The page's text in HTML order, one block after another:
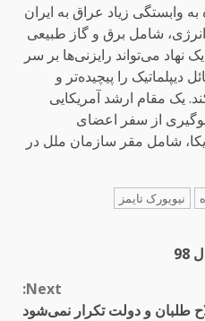
به وابستگی زیاد عراق به ایران
شامل برق و گاز طبیعی
می‌تواند رایزنی‌ها بر سر
را پیچیده‌تر و
یک مقام ارشد آمریکایی
از سفر اعضای
شامل مقر سازمان ملل در
نیویورک تایمز
Next:
طلبان و دولت تکرار نمی‌شود